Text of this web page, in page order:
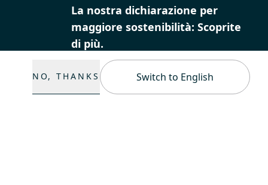
La nostra dichiarazione per
maggiore sostenibilità: Scoprite
di più.
NO, THANKS Switch to English